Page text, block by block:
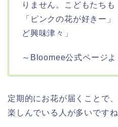
りません。こどもたちも
「ピンクの花が好きー
ど興味津々」
～Bloomee公式ページよ
定期的にお花が届くことで
楽しんでいる人が多いです